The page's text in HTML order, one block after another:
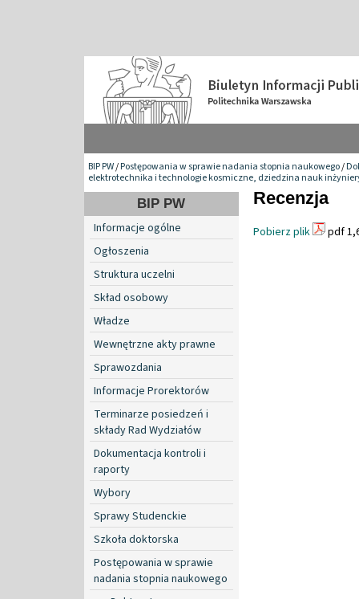
BIP PW/Postępowania w sprawie nadania stopnia naukowego/
elektrotechnika i technologie kosmiczne, dziedzina nauk
BIP PW
Informacje ogólne
Ogłoszenia
Struktura uczelni
Skład osobowy
Władze
Wewnętrzne akty prawne
Sprawozdania
Informacje Prorektorów
Terminarze posiedzeń i
składy Rad Wydziałów
Dokumentacja kontroli i
raporty
Wybory
Sprawy Studenckie
Szkoła doktorska
Postępowania w sprawie
nadania stopnia naukowego
Recenzja
Pobierz plik pdf